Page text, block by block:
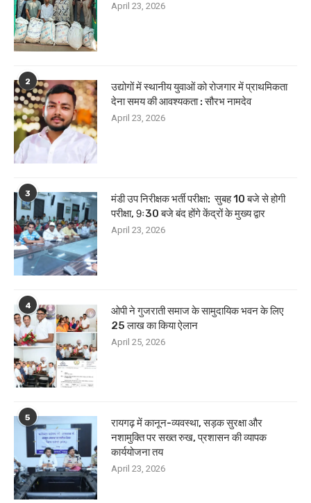
April 23, 2026
2
उद्योगों में स्थानीय युवाओं को रोजगार में प्राथमिकता
देना समय की आवश्यकता : सौरभ नामदेव
April 23, 2026
3
मंडी उप निरीक्षक भर्ती परीक्षा: सुबह 10 बजे से होगी
परीक्षा, 9ः30 बजे बंद होंगे केंद्रों के मुख्य द्वार
April 23, 2026
4
ओपी ने गुजराती समाज के सामुदायिक भवन के लिए
25 लाख का किया ऐलान
April 25, 2026
5
रायगढ़ में कानून-व्यवस्था, सड़क सुरक्षा और
नशामुक्ति पर सख्त रुख, प्रशासन की व्यापक
कार्ययोजना तय
April 23, 2026